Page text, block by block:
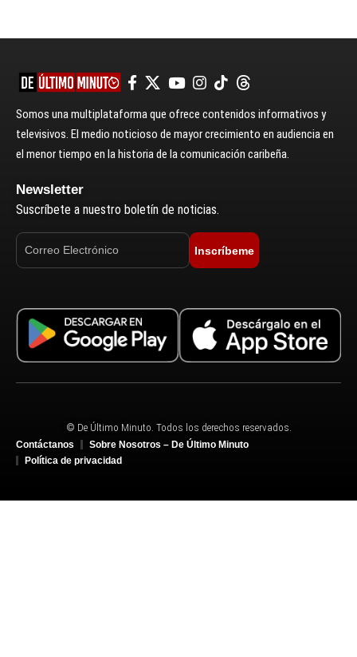
Somos una multiplataforma que ofrece contenidos informativos y
televisivos. El medio noticioso de mayor crecimiento en audiencia en
el menor tiempo en la historia de la comunicación caribeña.
Newsletter
Suscríbete a nuestro boletín de noticias.
Inscríbeme
© De Último Minuto. Todos los derechos reservados.
Contáctanos
Sobre Nosotros – De Último Minuto
Política de privacidad